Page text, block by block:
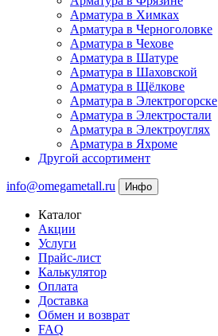
Арматура в Химках
Арматура в Черноголовке
Арматура в Чехове
Арматура в Шатуре
Арматура в Шаховской
Арматура в Щёлкове
Арматура в Электрогорске
Арматура в Электростали
Арматура в Электроуглях
Арматура в Яхроме
Другой ассортимент
info@omegametall.ru Инфо
Каталог
Акции
Услуги
Прайс-лист
Калькулятор
Оплата
Доставка
Обмен и возврат
FAQ